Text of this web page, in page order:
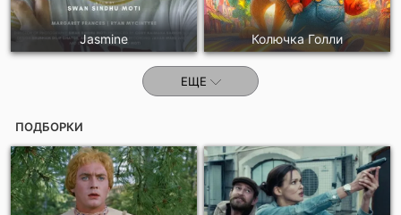
Jasmine Колючка Голли
ЕЩЕ
ПОДБОРКИ